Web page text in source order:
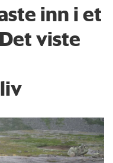
inn i et
viste